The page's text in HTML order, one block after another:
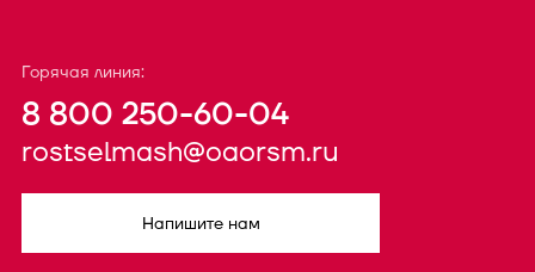
Горячая линия:
8 800 250-60-04
rostselmash@oaorsm.ru
Напишите нам